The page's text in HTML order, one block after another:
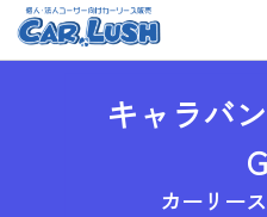
キャラバ
カーリー